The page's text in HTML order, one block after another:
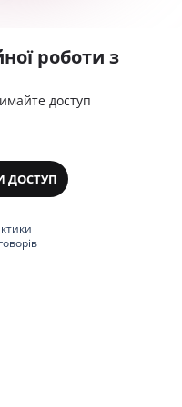
роботи з
доступ
ДОСТУП